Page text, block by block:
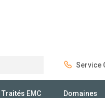
Service
Traités EMC Domaines